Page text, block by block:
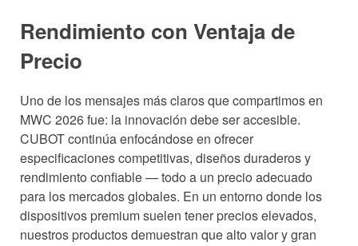
Rendimiento con Ventaja de
Precio
Uno de los mensajes más claros que compartimos en
MWC 2026 fue: la innovación debe ser accesible.
CUBOT continúa enfocándose en ofrecer
especificaciones competitivas, diseños duraderos y
rendimiento confiable — todo a un precio adecuado
para los mercados globales. En un entorno donde los
dispositivos premium suelen tener precios elevados,
nuestros productos demuestran que alto valor y gran